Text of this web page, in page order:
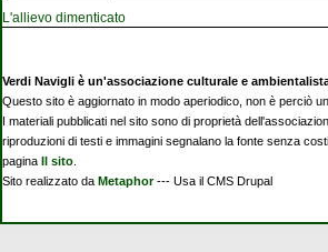
L'allievo dimenticato
Verdi Navigli è un'associazione culturale e
Questo sito è aggiornato in modo aperiodico, non è perciò
I materiali pubblicati nel sito sono di proprietà
riproduzioni di testi e immagini segnalano la fonte senza
pagina Il sito
Sito realizzato da Metaphor--- Usa il CMS Drupal